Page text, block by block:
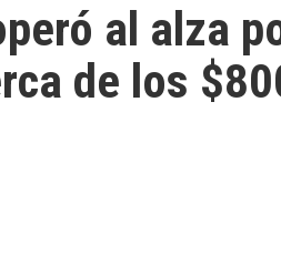
al alza
de los